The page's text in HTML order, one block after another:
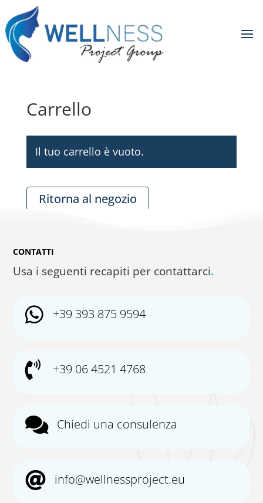
Carrello
Il tuo carrello è vuoto.
Ritorna al negozio
CONTATTI
Usa i seguenti recapiti per contattarci.
 +39 393 875 9594
 +39 06 4521 4768
 Chiedi una consulenza
 info@wellnessproject.eu